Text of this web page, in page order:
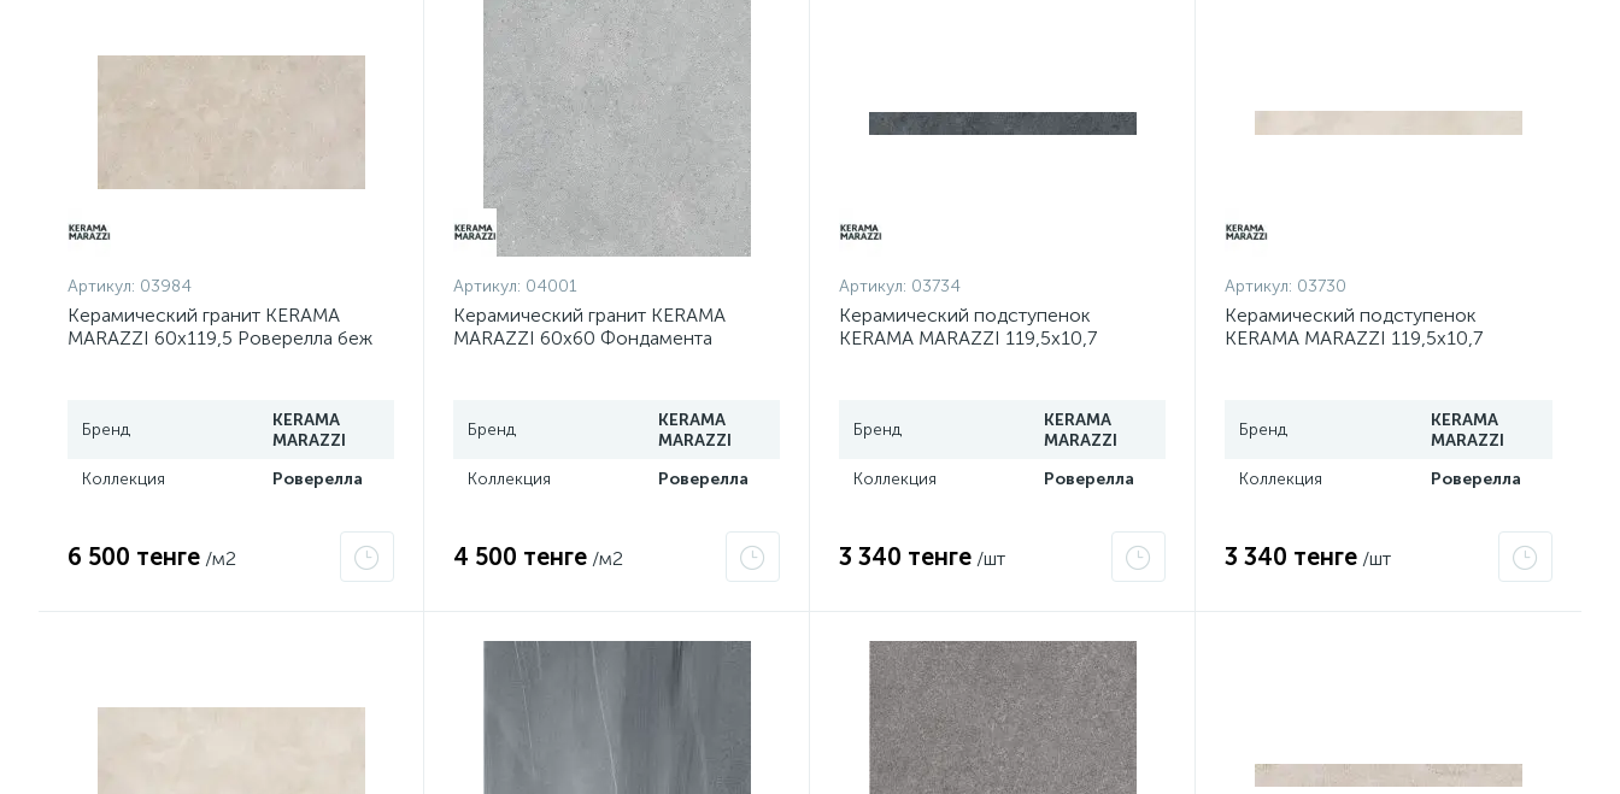
Артикул: 03984
Керамический гранит KERAMA
MARAZZI 60х119,5 Роверелла беж
Бренд
KERAMA
MARAZZI
Коллекция
Роверелла
6 500 тенге /м2
Артикул: 04001
Керамический гранит KERAMA
MARAZZI 60х60 Фондамента
Бренд
KERAMA
MARAZZI
Коллекция
Роверелла
4 500 тенге /м2
Артикул: 03734
Керамический подступенок
KERAMA MARAZZI 119,5х10,7
Бренд
KERAMA
MARAZZI
Коллекция
Роверелла
3 340 тенге /шт
Артикул: 03730
Керамический подступенок
KERAMA MARAZZI 119,5х10,7
Бренд
KERAMA
MARAZZI
Коллекция
Роверелла
3 340 тенге /шт